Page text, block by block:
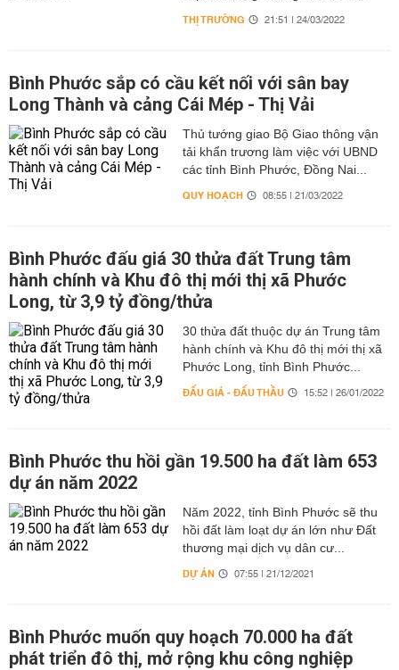
THỊ TRƯỜNG 21:51 | 24/03/2022
Bình Phước sắp có cầu kết nối với sân bay
Long Thành và cảng Cái Mép - Thị Vải
Thủ tướng giao Bộ Giao thông vận
tải khẩn trương làm việc với UBND
các tỉnh Bình Phước, Đồng Nai...
QUY HOẠCH 08:55 | 21/03/2022
Bình Phước đấu giá 30 thửa đất Trung tâm
hành chính và Khu đô thị mới thị xã Phước
Long, từ 3,9 tỷ đồng/thửa
30 thửa đất thuộc dự án Trung tâm
hành chính và Khu đô thị mới thị xã
Phước Long, tỉnh Bình Phước...
ĐẤU GIÁ - ĐẤU THẦU 15:52 | 26/01/2022
Bình Phước thu hồi gần 19.500 ha đất làm 653
dự án năm 2022
Năm 2022, tỉnh Bình Phước sẽ thu
hồi đất làm loạt dự án lớn như Đất
thương mại dịch vụ dân cư...
DỰ ÁN 07:55 | 21/12/2021
Bình Phước muốn quy hoạch 70.000 ha đất
phát triển đô thị, mở rộng khu công nghiệp